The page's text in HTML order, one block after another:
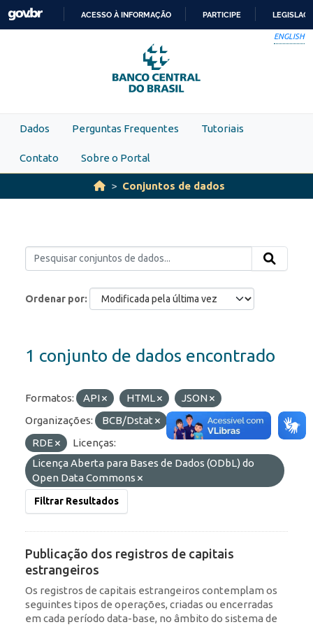
Skip to main content
PARA
O
CONTEÚDO
ACESSO À INFORMAÇÃO PARTICIPE
ENGLISH
Dados Perguntas Frequentes Tutoriais
Contato Sobre o Portal
Conjuntos de dados
Ordenar por
1 conjunto de dados encontrado
Formatos: API HTML
JSON
Organizações:
BCB/Dstat Etiquetas:
IED
RDE
Licenças:
Licença Aberta para Bases de Dados (ODbL) do
Open Data Commons
Filtrar Resultados
Publicação dos registros de capitais
estrangeiros
Os registros de capitais estrangeiros contemplam os
seguintes tipos de operações, criadas ou encerradas
em cada período data-base, no âmbito do sistema de